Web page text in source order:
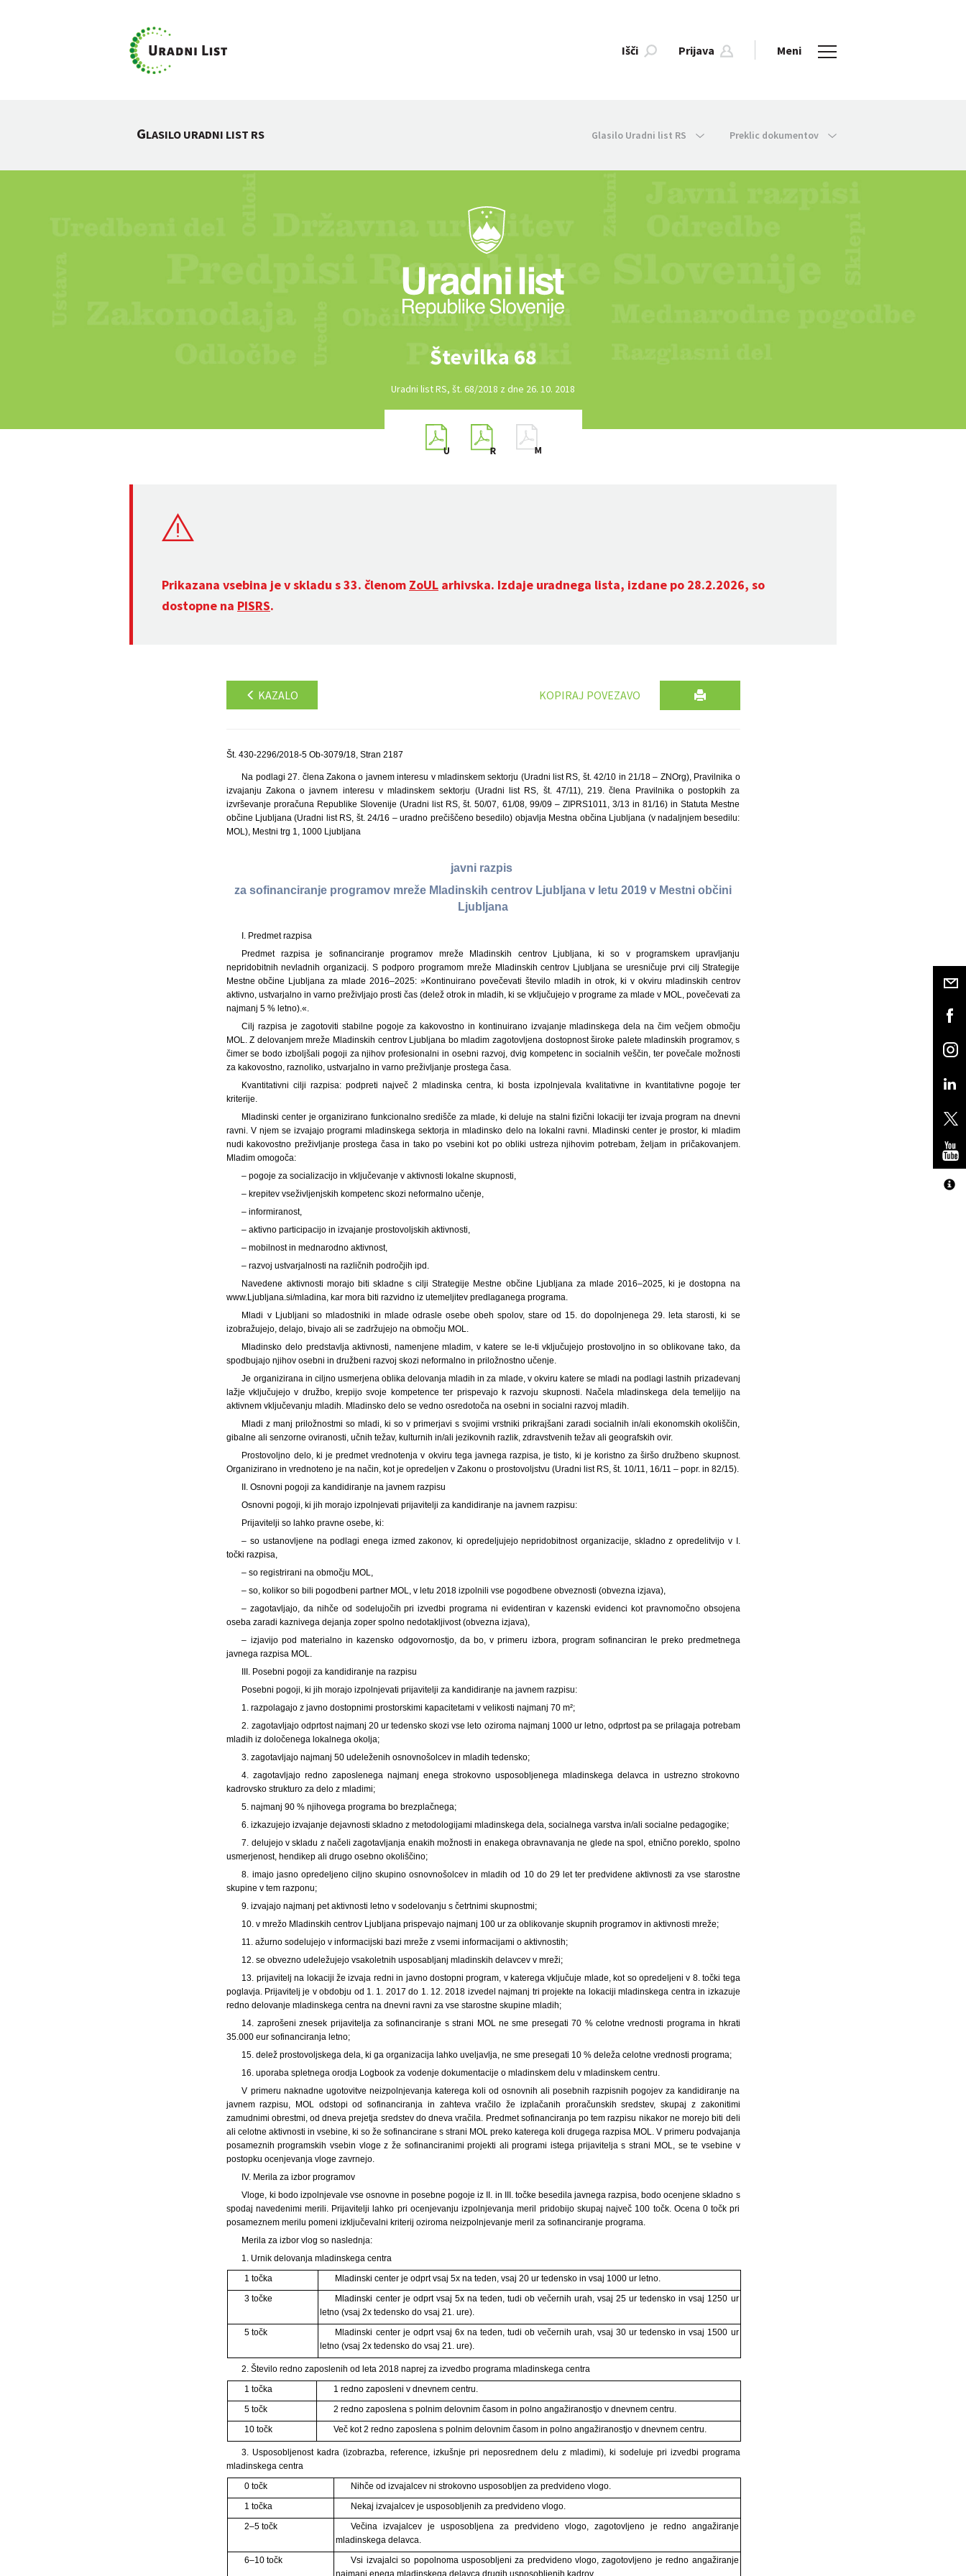
Išči Prijava Meni
GLASILO URADNI LIST RS Glasilo Uradni list RS Preklic dokumentov
Številka 68
Uradni list RS, št. 68/2018 z dne 26. 10. 2018
Prikazana vsebina je v skladu s 33. členom ZoUL arhivska. Izdaje uradnega lista, izdane po 28.2.2026, so
dostopne na PISRS.
KAZALO KOPIRAJ POVEZAVO
Št. 430-2296/2018-5 Ob-3079/18, Stran 2187
Na podlagi 27. člena Zakona o javnem interesu v mladinskem sektorju (Uradni list RS, št. 42/10 in 21/18 – ZNOrg), Pravilnika o
izvajanju Zakona o javnem interesu v mladinskem sektorju (Uradni list RS, št. 47/11), 219. člena Pravilnika o postopkih za
izvrševanje proračuna Republike Slovenije (Uradni list RS, št. 50/07, 61/08, 99/09 – ZIPRS1011, 3/13 in 81/16) in Statuta Mestne
občine Ljubljana (Uradni list RS, št. 24/16 – uradno prečiščeno besedilo) objavlja Mestna občina Ljubljana (v nadaljnjem besedilu:
MOL), Mestni trg 1, 1000 Ljubljana
javni razpis
za sofinanciranje programov mreže Mladinskih centrov Ljubljana v letu 2019 v Mestni občini
Ljubljana
I. Predmet razpisa
Predmet razpisa je sofinanciranje programov mreže Mladinskih centrov Ljubljana, ki so v programskem upravljanju
nepridobitnih nevladnih organizacij. S podporo programom mreže Mladinskih centrov Ljubljana se uresničuje prvi cilj Strategije
Mestne občine Ljubljana za mlade 2016–2025: »Kontinuirano povečevati število mladih in otrok, ki v okviru mladinskih centrov
aktivno, ustvarjalno in varno preživljajo prosti čas (delež otrok in mladih, ki se vključujejo v programe za mlade v MOL, povečevati za
najmanj 5 % letno).«.
Cilj razpisa je zagotoviti stabilne pogoje za kakovostno in kontinuirano izvajanje mladinskega dela na čim večjem območju
MOL. Z delovanjem mreže Mladinskih centrov Ljubljana bo mladim zagotovljena dostopnost široke palete mladinskih programov, s
čimer se bodo izboljšali pogoji za njihov profesionalni in osebni razvoj, dvig kompetenc in socialnih veščin, ter povečale možnosti
za kakovostno, raznoliko, ustvarjalno in varno preživljanje prostega časa.
Kvantitativni cilji razpisa: podpreti največ 2 mladinska centra, ki bosta izpolnjevala kvalitativne in kvantitativne pogoje ter
kriterije.
Mladinski center je organizirano funkcionalno središče za mlade, ki deluje na stalni fizični lokaciji ter izvaja program na dnevni
ravni. V njem se izvajajo programi mladinskega sektorja in mladinsko delo na lokalni ravni. Mladinski center je prostor, ki mladim
nudi kakovostno preživljanje prostega časa in tako po vsebini kot po obliki ustreza njihovim potrebam, željam in pričakovanjem.
Mladim omogoča:
– pogoje za socializacijo in vključevanje v aktivnosti lokalne skupnosti,
– krepitev vseživljenjskih kompetenc skozi neformalno učenje,
– informiranost,
– aktivno participacijo in izvajanje prostovoljskih aktivnosti,
– mobilnost in mednarodno aktivnost,
– razvoj ustvarjalnosti na različnih področjih ipd.
Navedene aktivnosti morajo biti skladne s cilji Strategije Mestne občine Ljubljana za mlade 2016–2025, ki je dostopna na
www.Ljubljana.si/mladina, kar mora biti razvidno iz utemeljitev predlaganega programa.
Mladi v Ljubljani so mladostniki in mlade odrasle osebe obeh spolov, stare od 15. do dopolnjenega 29. leta starosti, ki se
izobražujejo, delajo, bivajo ali se zadržujejo na območju MOL.
Mladinsko delo predstavlja aktivnosti, namenjene mladim, v katere se le-ti vključujejo prostovoljno in so oblikovane tako, da
spodbujajo njihov osebni in družbeni razvoj skozi neformalno in priložnostno učenje.
Je organizirana in ciljno usmerjena oblika delovanja mladih in za mlade, v okviru katere se mladi na podlagi lastnih prizadevanj
lažje vključujejo v družbo, krepijo svoje kompetence ter prispevajo k razvoju skupnosti. Načela mladinskega dela temeljijo na
aktivnem vključevanju mladih. Mladinsko delo se vedno osredotoča na osebni in socialni razvoj mladih.
Mladi z manj priložnostmi so mladi, ki so v primerjavi s svojimi vrstniki prikrajšani zaradi socialnih in/ali ekonomskih okoliščin,
gibalne ali senzorne oviranosti, učnih težav, kulturnih in/ali jezikovnih razlik, zdravstvenih težav ali geografskih ovir.
Prostovoljno delo, ki je predmet vrednotenja v okviru tega javnega razpisa, je tisto, ki je koristno za širšo družbeno skupnost.
Organizirano in vrednoteno je na način, kot je opredeljen v Zakonu o prostovoljstvu (Uradni list RS, št. 10/11, 16/11 – popr. in 82/15).
II. Osnovni pogoji za kandidiranje na javnem razpisu
Osnovni pogoji, ki jih morajo izpolnjevati prijavitelji za kandidiranje na javnem razpisu:
Prijavitelji so lahko pravne osebe, ki:
– so ustanovljene na podlagi enega izmed zakonov, ki opredeljujejo nepridobitnost organizacije, skladno z opredelitvijo v I.
točki razpisa,
– so registrirani na območju MOL,
– so, kolikor so bili pogodbeni partner MOL, v letu 2018 izpolnili vse pogodbene obveznosti (obvezna izjava),
– zagotavljajo, da nihče od sodelujočih pri izvedbi programa ni evidentiran v kazenski evidenci kot pravnomočno obsojena
oseba zaradi kaznivega dejanja zoper spolno nedotakljivost (obvezna izjava),
– izjavijo pod materialno in kazensko odgovornostjo, da bo, v primeru izbora, program sofinanciran le preko predmetnega
javnega razpisa MOL.
III. Posebni pogoji za kandidiranje na razpisu
Posebni pogoji, ki jih morajo izpolnjevati prijavitelji za kandidiranje na javnem razpisu:
1. razpolagajo z javno dostopnimi prostorskimi kapacitetami v velikosti najmanj 70 m²;
2. zagotavljajo odprtost najmanj 20 ur tedensko skozi vse leto oziroma najmanj 1000 ur letno, odprtost pa se prilagaja potrebam
mladih iz določenega lokalnega okolja;
3. zagotavljajo najmanj 50 udeleženih osnovnošolcev in mladih tedensko;
4. zagotavljajo redno zaposlenega najmanj enega strokovno usposobljenega mladinskega delavca in ustrezno strokovno
kadrovsko strukturo za delo z mladimi;
5. najmanj 90 % njihovega programa bo brezplačnega;
6. izkazujejo izvajanje dejavnosti skladno z metodologijami mladinskega dela, socialnega varstva in/ali socialne pedagogike;
7. delujejo v skladu z načeli zagotavljanja enakih možnosti in enakega obravnavanja ne glede na spol, etnično poreklo, spolno
usmerjenost, hendikep ali drugo osebno okoliščino;
8. imajo jasno opredeljeno ciljno skupino osnovnošolcev in mladih od 10 do 29 let ter predvidene aktivnosti za vse starostne
skupine v tem razponu;
9. izvajajo najmanj pet aktivnosti letno v sodelovanju s četrtnimi skupnostmi;
10. v mrežo Mladinskih centrov Ljubljana prispevajo najmanj 100 ur za oblikovanje skupnih programov in aktivnosti mreže;
11. ažurno sodelujejo v informacijski bazi mreže z vsemi informacijami o aktivnostih;
12. se obvezno udeležujejo vsakoletnih usposabljanj mladinskih delavcev v mreži;
13. prijavitelj na lokaciji že izvaja redni in javno dostopni program, v katerega vključuje mlade, kot so opredeljeni v 8. točki tega
poglavja. Prijavitelj je v obdobju od 1. 1. 2017 do 1. 12. 2018 izvedel najmanj tri projekte na lokaciji mladinskega centra in izkazuje
redno delovanje mladinskega centra na dnevni ravni za vse starostne skupine mladih;
14. zaprošeni znesek prijavitelja za sofinanciranje s strani MOL ne sme presegati 70 % celotne vrednosti programa in hkrati
35.000 eur sofinanciranja letno;
15. delež prostovoljskega dela, ki ga organizacija lahko uveljavlja, ne sme presegati 10 % deleža celotne vrednosti programa;
16. uporaba spletnega orodja Logbook za vodenje dokumentacije o mladinskem delu v mladinskem centru.
V primeru naknadne ugotovitve neizpolnjevanja katerega koli od osnovnih ali posebnih razpisnih pogojev za kandidiranje na
javnem razpisu, MOL odstopi od sofinanciranja in zahteva vračilo že izplačanih proračunskih sredstev, skupaj z zakonitimi
zamudnimi obrestmi, od dneva prejetja sredstev do dneva vračila. Predmet sofinanciranja po tem razpisu nikakor ne morejo biti deli
ali celotne aktivnosti in vsebine, ki so že sofinancirane s strani MOL preko katerega koli drugega razpisa MOL. V primeru podvajanja
posameznih programskih vsebin vloge z že sofinanciranimi projekti ali programi istega prijavitelja s strani MOL, se te vsebine v
postopku ocenjevanja vloge zavrnejo.
IV. Merila za izbor programov
Vloge, ki bodo izpolnjevale vse osnovne in posebne pogoje iz II. in III. točke besedila javnega razpisa, bodo ocenjene skladno s
spodaj navedenimi merili. Prijavitelji lahko pri ocenjevanju izpolnjevanja meril pridobijo skupaj največ 100 točk. Ocena 0 točk pri
posameznem merilu pomeni izključevalni kriterij oziroma neizpolnjevanje meril za sofinanciranje programa.
Merila za izbor vlog so naslednja:
1. Urnik delovanja mladinskega centra
1 točka
Mladinski center je odprt vsaj 5x na teden, vsaj 20 ur tedensko in vsaj 1000 ur letno.
3 točke
Mladinski center je odprt vsaj 5x na teden, tudi ob večernih urah, vsaj 25 ur tedensko in vsaj 1250 ur
letno (vsaj 2x tedensko do vsaj 21. ure).
5 točk
Mladinski center je odprt vsaj 6x na teden, tudi ob večernih urah, vsaj 30 ur tedensko in vsaj 1500 ur
letno (vsaj 2x tedensko do vsaj 21. ure).
2. Število redno zaposlenih od leta 2018 naprej za izvedbo programa mladinskega centra
1 točka
1 redno zaposleni v dnevnem centru.
5 točk
2 redno zaposlena s polnim delovnim časom in polno angažiranostjo v dnevnem centru.
10 točk
Več kot 2 redno zaposlena s polnim delovnim časom in polno angažiranostjo v dnevnem centru.
3. Usposobljenost kadra (izobrazba, reference, izkušnje pri neposrednem delu z mladimi), ki sodeluje pri izvedbi programa
mladinskega centra
0 točk
Nihče od izvajalcev ni strokovno usposobljen za predvideno vlogo.
1 točka
Nekaj izvajalcev je usposobljenih za predvideno vlogo.
2–5 točk
Večina izvajalcev je usposobljena za predvideno vlogo, zagotovljeno je redno angažiranje
mladinskega delavca.
6–10 točk
Vsi izvajalci so popolnoma usposobljeni za predvideno vlogo, zagotovljeno je redno angažiranje
najmanj enega mladinskega delavca drugih usposobljenih kadrov.